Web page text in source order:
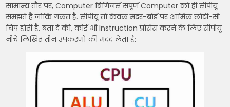
सामान्य तौर पर, Computer बिगिनर्स संपूर्ण Computer को ही सीपीयू
समझते है जोकि गलत है. सीपीयू तो केवल मदर-बोर्ड पर शामिल छोटी-सी
चिप होती है. बता दे की, कोई भी Instruction प्रोसेस करने के लिए सीपीयू
नीचे लिखित तीन उपकरणों की मदद लेता है: